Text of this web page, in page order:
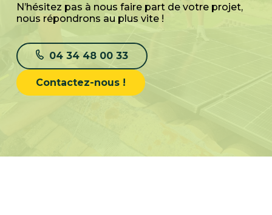
N’hésitez pas à nous faire part de votre projet,
nous répondrons au plus vite !
04 34 48 00 33
Contactez-nous !